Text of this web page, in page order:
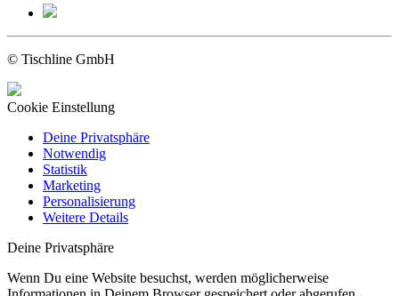
© Tischline GmbH
Cookie Einstellung
Deine Privatsphäre
Notwendig
Statistik
Marketing
Personalisierung
Weitere Details
Deine Privatsphäre
Wenn Du eine Website besuchst, werden möglicherweise